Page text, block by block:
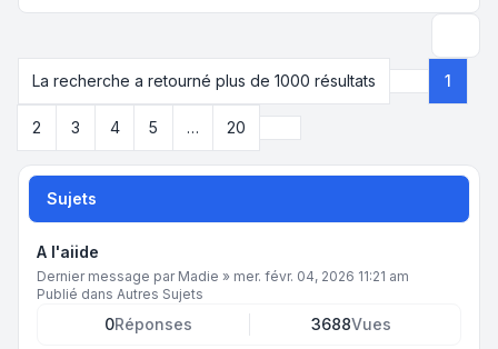
La recherche a retourné plus de 1000 résultats
Page 1
1
2 3 4 5 … 20
Sujets
A l'aiide
Dernier message par Madie » mer. févr. 04, 2026 11:21 am
Publié dans Autres Sujets
0Réponses 3688Vues